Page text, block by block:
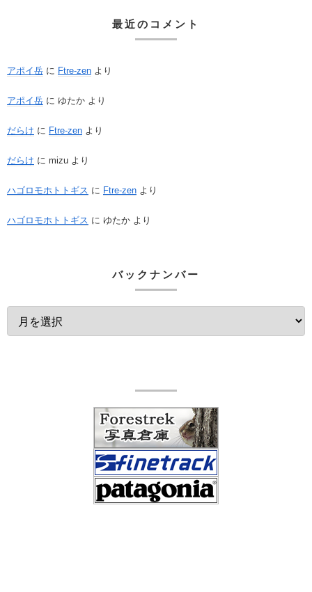
最近のコメント
アポイ岳 に Ftre-zen より
アポイ岳 に ゆたか より
だらけ に Ftre-zen より
だらけ に mizu より
ハゴロモホトトギス に Ftre-zen より
ハゴロモホトトギス に ゆたか より
バックナンバー